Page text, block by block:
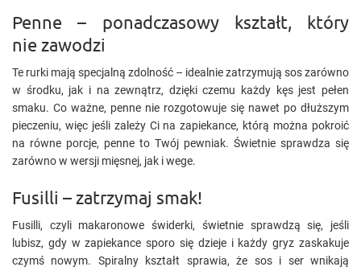
Penne – ponadczasowy kształt, który
nie zawodzi
Te rurki mają specjalną zdolność – idealnie zatrzymują sos zarówno
w środku, jak i na zewnątrz, dzięki czemu każdy kęs jest pełen
smaku. Co ważne, penne nie rozgotowuje się nawet po dłuższym
pieczeniu, więc jeśli zależy Ci na zapiekance, którą można pokroić
na równe porcje, penne to Twój pewniak. Świetnie sprawdza się
zarówno w wersji mięsnej, jak i wege.
Fusilli – zatrzymaj smak!
Fusilli, czyli makaronowe świderki, świetnie sprawdzą się, jeśli
lubisz, gdy w zapiekance sporo się dzieje i każdy gryz zaskakuje
czymś nowym. Spiralny kształt sprawia, że sos i ser wnikają